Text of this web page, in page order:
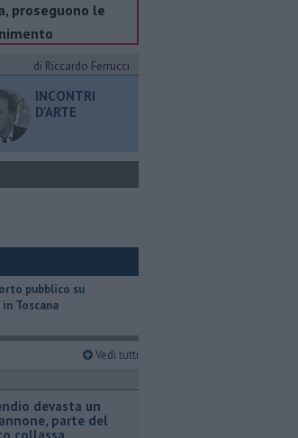
proseguono le
di Riccardo Ferrucci
INCONTRI
D'ARTE
pubblico su
Toscana
Vedi tutti
devasta un
parte del
collassa